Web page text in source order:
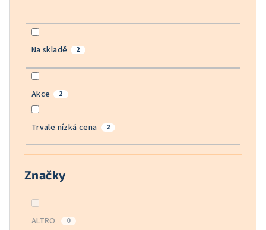
Na skladě 2
Akce 2
Trvale nízká cena 2
Značky
ALTRO 0